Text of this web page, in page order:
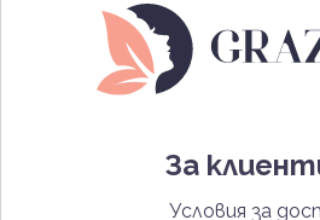
За
Условия за